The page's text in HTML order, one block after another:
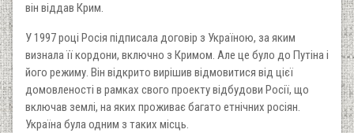
він віддав Крим.
У 1997 році Росія підписала договір з Україною, за яким
визнала її кордони, включно з Кримом. Але це було до Путіна і
його режиму. Він відкрито вирішив відмовитися від цієї
домовленості в рамках свого проекту відбудови Росії, що
включав землі, на яких проживає багато етнічних росіян.
Україна була одним з таких місць.